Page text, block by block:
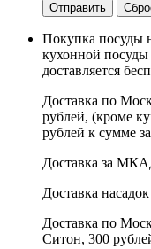
Отправить
Покупка посуды
кухонной
доставляется
Доставка по
рублей, (кроме
рублей к сумме
Доставка за
Доставка
Доставка по
Ситон, 300